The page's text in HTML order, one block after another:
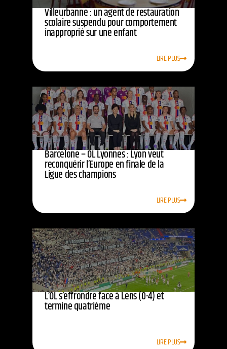
Villeurbanne : un agent de restauration
scolaire suspendu pour comportement
inapproprié sur une enfant
LIRE PLUS
Barcelone – OL Lyonnes : Lyon veut
reconquérir l’Europe en finale de la
Ligue des champions
LIRE PLUS
L’OL s’effrondre face à Lens (0-4) et
termine quatrième
LIRE PLUS